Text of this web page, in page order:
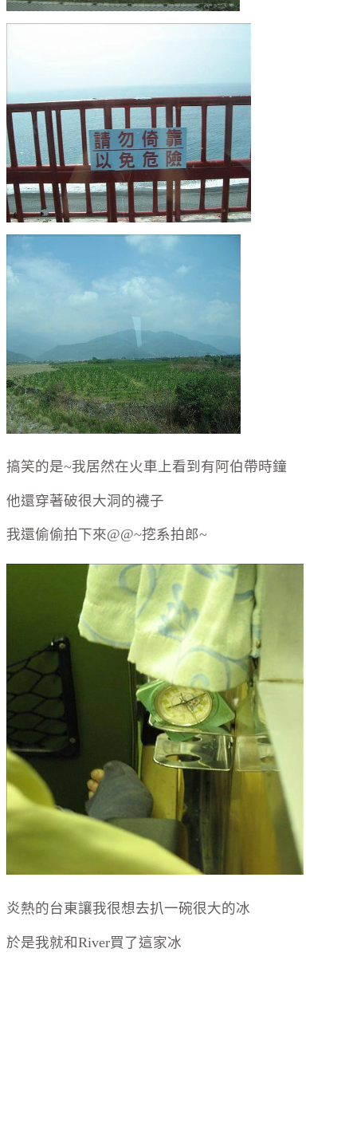
搞笑的是~我居然在火車上看到有阿伯帶時鐘
他還穿著破很大洞的襪子
我還偷偷拍下來@@~挖系拍郎~
炎熱的台東讓我很想去扒一碗很大的冰
於是我就和River買了這家冰